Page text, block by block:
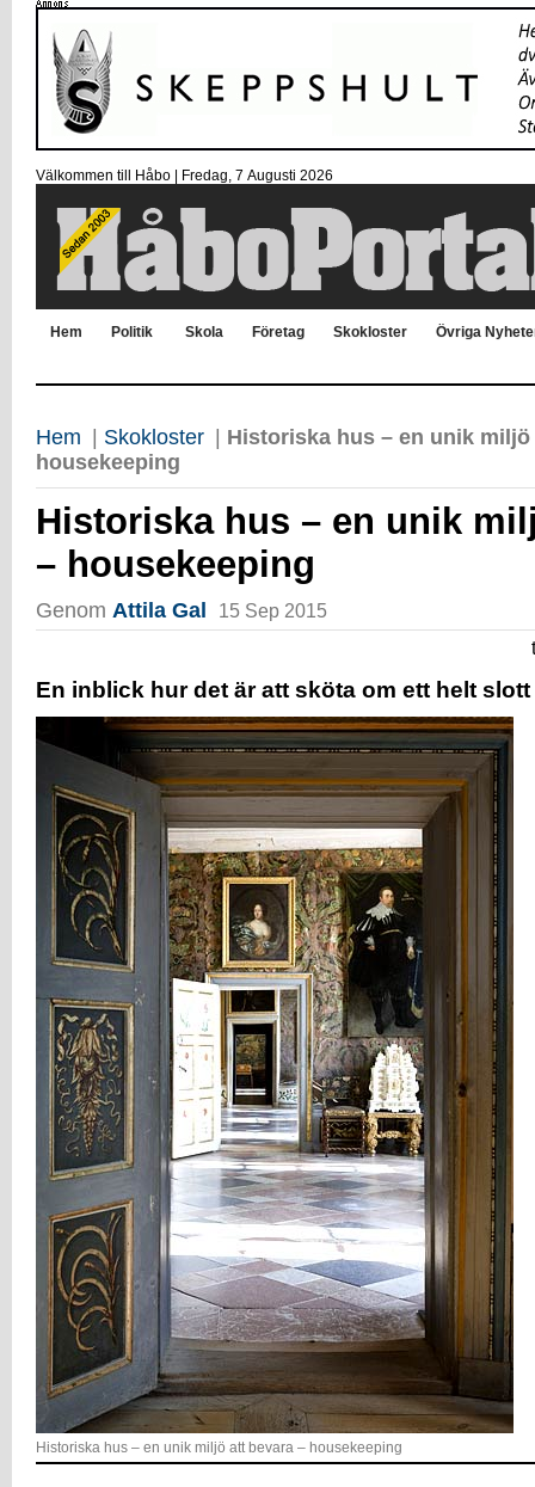
Välkommen till Håbo | Fredag, 7 Αugusti 2026
Hem Politik Skola Företag Skokloster Övriga
Hem Skokloster
Historiska hus – en unik miljö
housekeeping
Historiska hus – en unik
– housekeeping
Genom Attila Gal
15 Sep 2015
En inblick hur det är att sköta om ett helt slott
Historiska hus – en unik miljö att bevara – housekeeping